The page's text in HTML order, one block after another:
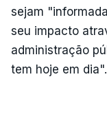
sejam
seu impacto
administração
tem hoje em dia".